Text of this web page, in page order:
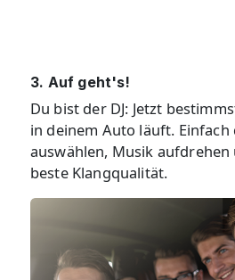
3. Auf geht's!
Du bist der DJ: Jetzt
in deinem Auto läuft. Einfach
auswählen, Musik
beste Klangqualität.